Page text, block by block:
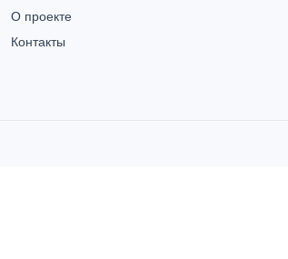
О проекте
Контакты